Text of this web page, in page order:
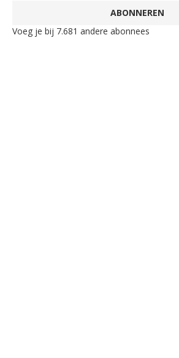
ABONNEREN
Voeg je bij 7.681 andere abonnees